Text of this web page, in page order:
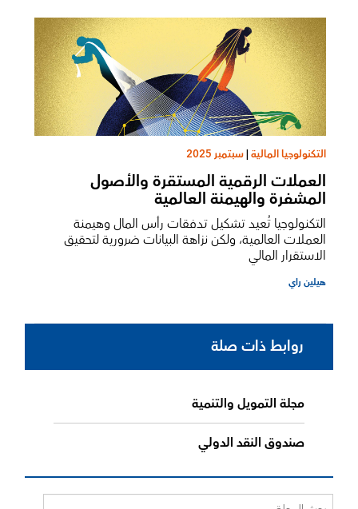
التكنولوجيا المالية|سبتمبر 2025
العملات الرقمية المستقرة والأصول
المشفرة والهيمنة العالمية
التكنولوجيا تُعيد تشكيل تدفقات رأس المال وهيمنة
العملات العالمية، ولكن نزاهة البيانات ضرورية لتحقيق
الاستقرار المالي
هيلين راي
روابط ذات صلة
مجلة التمويل والتنمية
صندوق النقد الدولي